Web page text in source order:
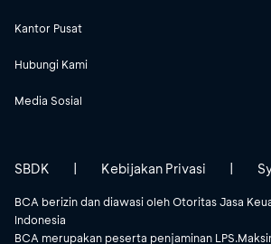
Kantor Pusat
Hubungi Kami
Media Sosial
BCA berizin dan diawasi oleh Otoritas Jasa
Indonesia
BCA merupakan peserta penjaminan
SBDK | Kebijakan Privasi |